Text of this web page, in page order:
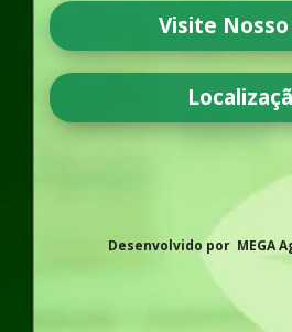
Visite
Desenvolvido por MEGA